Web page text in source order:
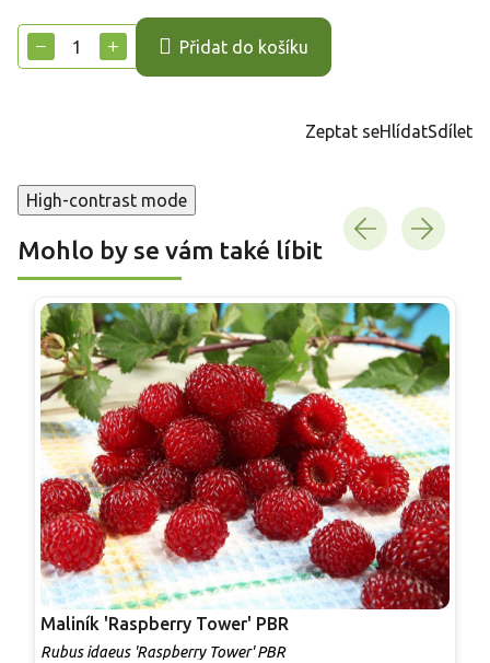
+
− Přidat do košíku
Zeptat seHlídatSdílet
High-contrast mode
Mohlo by se vám také líbit
Maliník 'Raspberry Tower' PBR
Rubus idaeus 'Raspberry Tower' PBR